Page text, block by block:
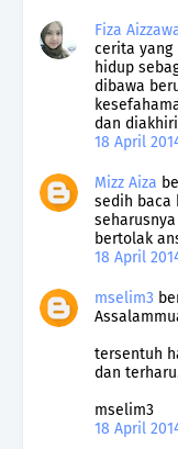
Fiza
cerita yang
hidup
dibawa
dan
18 April
Mizz Aiza
sedih baca
bertolak
18 April
mselim3
tersentuh
dan
mselim3
18 April